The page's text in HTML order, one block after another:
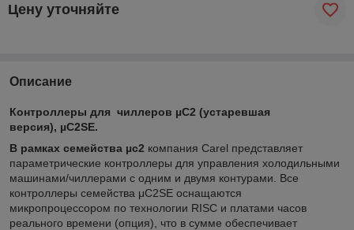
Цену уточняйте
Описание
Контроллеры для чиллеров µC2 (устаревшая
версия), µC2SE.
В рамках семейства µc2 компания Carel представляет
параметрические контроллеры для управления холодильными
машинами/чиллерами с одним и двумя контурами. Все
контроллеры семейства μC2SE оснащаются
микропроцессором по технологии RISC и платами часов
реального времени (опция), что в сумме обеспечивает